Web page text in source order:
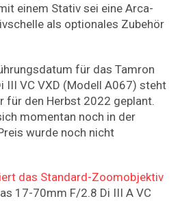
einem Stativ sei eine Arca-
als optionales Zubehör
für das Tamron
VC VXD (Modell A067) steht
für den Herbst 2022 geplant.
momentan noch in der
wurde noch nicht
das Standard-Zoomobjektiv
17-70mm F/2.8 Di III A VC